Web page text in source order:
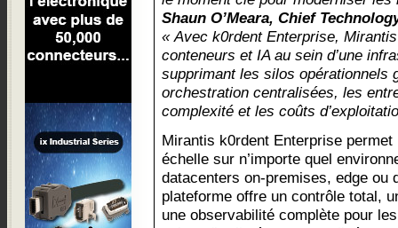
Shaun O’Meara, Chief
« Avec k0rdent Enterprise,
conteneurs et IA au sein d’une
supprimant les silos opérationnels
orchestration centralisées, les
complexité et les coûts
Mirantis k0rdent Enterprise
échelle sur n’importe quel
datacenters on-premises, edge ou
plateforme offre un contrôle total,
une observabilité complète pour